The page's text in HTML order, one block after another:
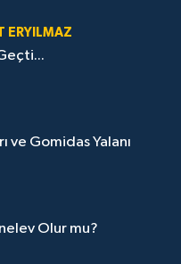
ERYILMAZ
ve Gomidas Yalanı
Olur mu?